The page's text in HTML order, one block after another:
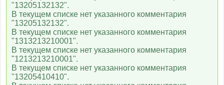
"13205132132".
В текущем списке нет указанного комментария
"13205132132".
В текущем списке нет указанного комментария
"1313213210001".
В текущем списке нет указанного комментария
"1213213210001".
В текущем списке нет указанного комментария
"13205410410".